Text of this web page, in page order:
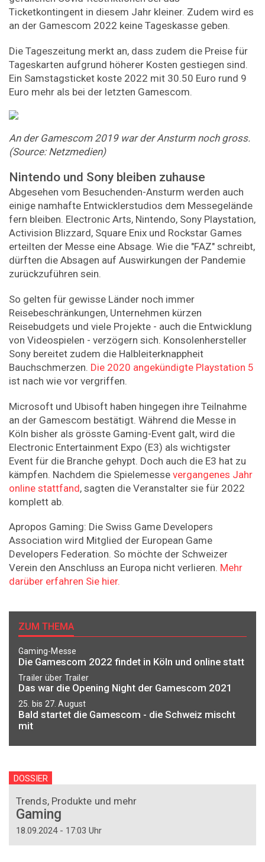
Ticketkontingent in diesem Jahr kleiner. Zudem wird es
an der Gamescom 2022 keine Tageskasse geben.
Die Tageszeitung merkt an, dass zudem die Preise für
Tageskarten aufgrund höherer Kosten gestiegen sind.
Ein Samstagsticket koste 2022 mit 30.50 Euro rund 9
Euro mehr als bei der letzten Gamescom.
An der Gamescom 2019 war der Ansturm noch gross.
(Source: Netzmedien)
Nintendo und Sony bleiben zuhause
Abgesehen vom Besuchenden-Ansturm werden auch
einige namhafte Entwicklerstudios dem Messegelände
fern bleiben. Electronic Arts, Nintendo, Sony Playstation,
Activision Blizzard, Square Enix und Rockstar Games
erteilten der Messe eine Absage. Wie die "FAZ" schreibt,
dürften die Absagen auf Auswirkungen der Pandemie
zurückzuführen sein.
So gelten für gewisse Länder noch immer
Reisebeschränkungen, Unternehmen kürzen
Reisebudgets und viele Projekte - auch die Entwicklung
von Videospielen - verzögern sich. Konsolenhersteller
Sony bereitet zudem die Halbleiterknappheit
Bauchschmerzen. Die 2020 angekündigte Playstation 5
ist nach wie vor vergriffen.
Microsoft und Ubisoft haben hingegen ihre Teilnahme
an der Gamescom bestätigt. Während die Messe in
Köln bisher als grösste Gaming-Event galt, wird die
Electronic Entertainment Expo (E3) als wichtigster
Event für die Branche gehypt. Doch auch die E3 hat zu
kämpfen. Nachdem die Spielemesse vergangenes Jahr
online stattfand, sagten die Veranstalter sie für 2022
komplett ab.
Apropos Gaming: Die Swiss Game Developers
Association wird Mitglied der European Game
Developers Federation. So möchte der Schweizer
Verein den Anschluss an Europa nicht verlieren. Mehr
darüber erfahren Sie hier.
ZUM THEMA
Gaming-Messe
Die Gamescom 2022 findet in Köln und online statt
Trailer über Trailer
Das war die Opening Night der Gamescom 2021
25. bis 27. August
Bald startet die Gamescom - die Schweiz mischt
mit
DOSSIER
Trends, Produkte und mehr
Gaming
18.09.2024 - 17:03 Uhr